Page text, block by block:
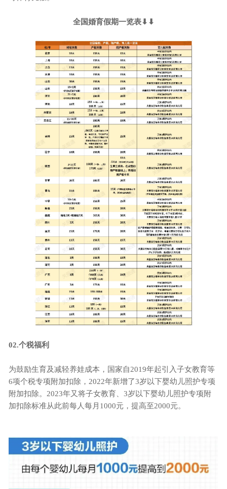
全国婚育假期一览表⬇⬇
02.个税福利
为鼓励生育及减轻养娃成本，国家自2019年起引入子女教育等
6项个税专项附加扣除，2022年新增了3岁以下婴幼儿照护专项
附加扣除。2023年又将子女教育、3岁以下婴幼儿照护专项附
加扣除标准从此前每人每月1000元，提高至2000元。